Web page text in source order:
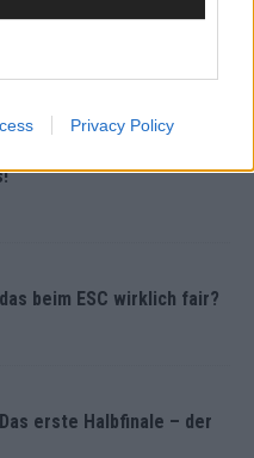
Privacy Policy
des ESC-Halbfinales
beim ESC wirklich fair?
erste Halbfinale – der